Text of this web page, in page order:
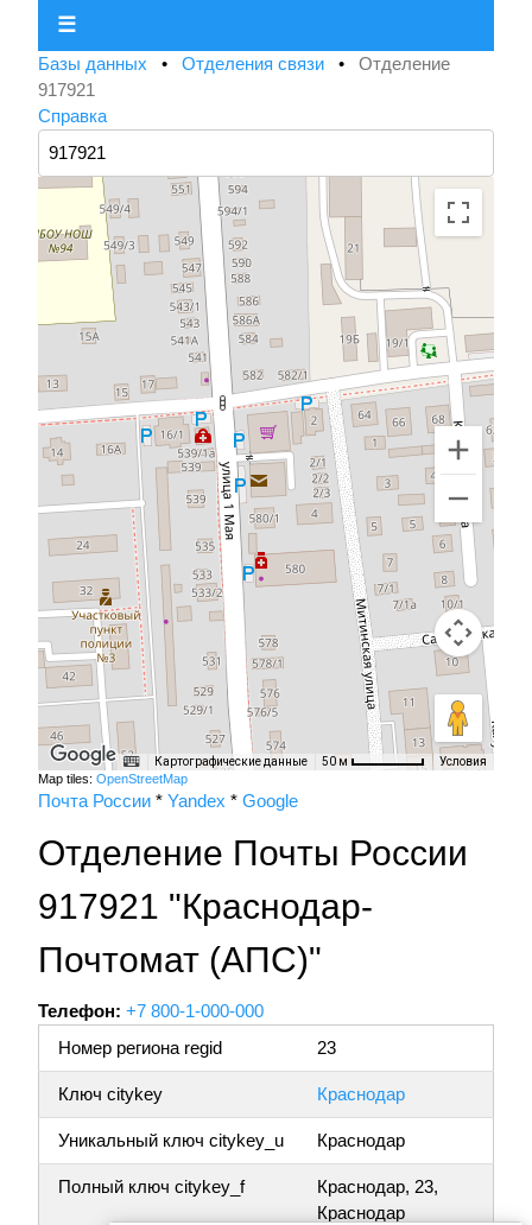
☰
Базы данных • Отделения связи • Отделение
917921
Справка
Картографические данные 50 м Условия
Map tiles: OpenStreetMap
Почта России * Yandex * Google
Отделение Почты России
917921 "Краснодар-
Почтомат (АПС)"
Телефон: +7 800-1-000-000
Номер региона regid
23
Ключ citykey Краснодар
Уникальный ключ citykey_u Краснодар
Полный ключ citykey_f
Краснодар, 23,
Краснодар